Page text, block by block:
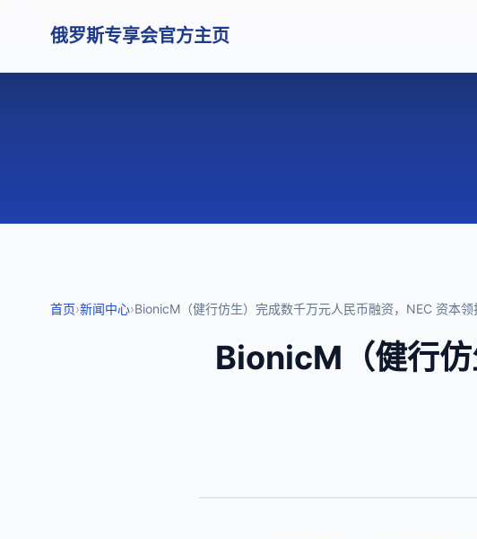
俄罗斯专享会官方主页
首页›新闻中心›BionicM（健行仿生）完成数千万元人民币融资，NEC 资本领
BionicM（健行仿